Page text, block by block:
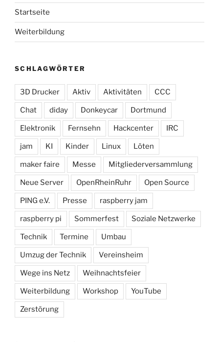
Startseite
Weiterbildung
SCHLAGWÖRTER
3D Drucker Aktiv Aktivitäten CCC
Chat diday Donkeycar Dortmund
Elektronik Fernsehn Hackcenter IRC
jam KI Kinder Linux Löten
maker faire Messe Mitgliederversammlung
Neue Server OpenRheinRuhr Open Source
PING e.V. Presse raspberry jam
raspberry pi Sommerfest Soziale Netzwerke
Technik Termine Umbau
Umzug der Technik Vereinsheim
Wege ins Netz Weihnachtsfeier
Weiterbildung Workshop YouTube
Zerstörung